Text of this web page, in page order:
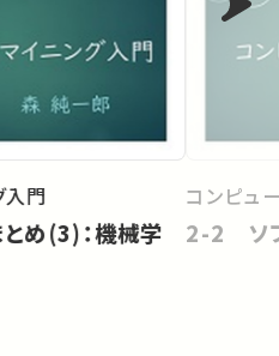
入門
め(3)：機械学
コンピュ
2-2 ソ